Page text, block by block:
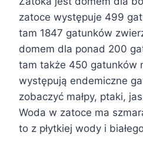
zatoce występuje 499
tam 1847 gatunków
domem dla ponad 200
tam także 450 gatunków
występują endemiczne
zobaczyć małpy, ptaki,
Woda w zatoce ma
to z płytkiej wody i